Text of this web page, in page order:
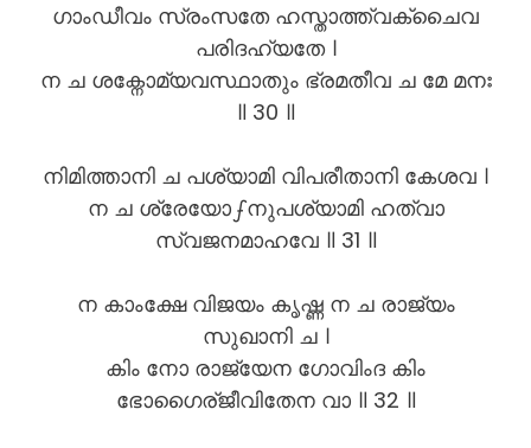
ഗാംഡീവം സ്രംസതേ ഹസ്താത്ത്വക്ചൈവ
പരിദഹ്യതേ ।
ന ച ശക്നോമ്യവസ്ഥാതും ഭ്രമതീവ ച മേ മനഃ
॥ 30 ॥
നിമിത്താനി ച പശ്യാമി വിപരീതാനി കേശവ ।
ന ച ശ്രേയോഽനുപശ്യാമി ഹത്വാ
സ്വജനമാഹവേ ॥ 31 ॥
ന കാംക്ഷേ വിജയം കൃഷ്ണ ന ച രാജ്യം
സുഖാനി ച ।
കിം നോ രാജ്യേന ഗോവിംദ കിം
ഭോഗൈര്ജീവിതേന വാ ॥ 32 ॥